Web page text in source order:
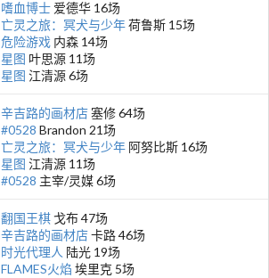
嗜血博士 爱德华 16场
亡灵之旅：冥犬与少年荷鲁斯 15场
危险游戏 内森 14场
星图 叶思源 11场
星图 江清源 6场
辛吉路的画材店塞修 64场
#0528 Brandon 21场
亡灵之旅：冥犬与少年 阿努比斯 16场
星图 江清源 11场
#0528 主宰/灵媒 6场
翻国王棋戈布 47场
辛吉路的画材店卡路 46场
时光代理人 陆光 19场
FLAMES火焰 埃里克 5场